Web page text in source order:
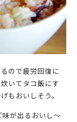
ので疲労回復に
いてタコ飯にす
もおいしそう。
が出るおいし～